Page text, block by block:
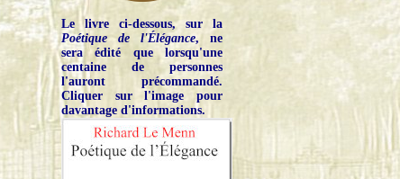
Le livre ci-dessous, sur la
Poétique de l'Élégance, ne
sera édité que lorsqu'une
centaine de personnes
l'auront précommandé.
Cliquer sur l'image pour
davantage d'informations.